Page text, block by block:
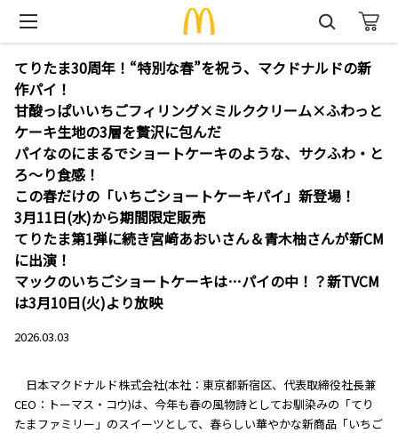
てりたま30周年！“特別な春”を祝う、マクドナルドの新
作パイ！
甘酸っぱいいちごフィリング×ミルククリーム×ふわっと
ケーキ生地の3層を贅沢に包んだ
パイなのにまるでショートケーキのような、サクふわ・と
ろ～り食感！
この春だけの「いちごショートケーキパイ」新登場！
3月11日(水)から期間限定販売
てりたま第1弾に続き宮﨑あおいさん＆青木柚さんが新CM
に出演！
マックのいちごショートケーキは…パイの中！？新TVCM
は3月10日(火)より放映
2026.03.03
日本マクドナルド株式会社(本社：東京都新宿区、代表取締役社長兼
CEO：トーマス・コウ)は、今年も春の風物詩としてお馴染みの「てり
たまファミリー」のスイーツとして、春らしい華やかな新商品「いちご